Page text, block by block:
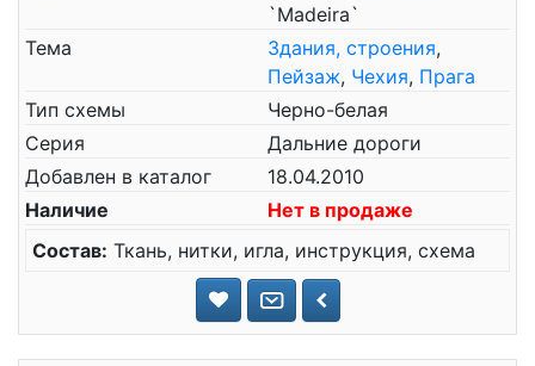
`Madeira`
Тема
Здания, строения,
Пейзаж, Чехия, Прага
Тип схемы
Черно-белая
Серия
Дальние дороги
Добавлен в каталог
18.04.2010
Наличие
Нет в продаже
Состав: Ткань, нитки, игла, инструкция, схема